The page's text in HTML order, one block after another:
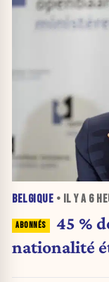
BELGIQUE • IL Y A 6
45 %
nationalité